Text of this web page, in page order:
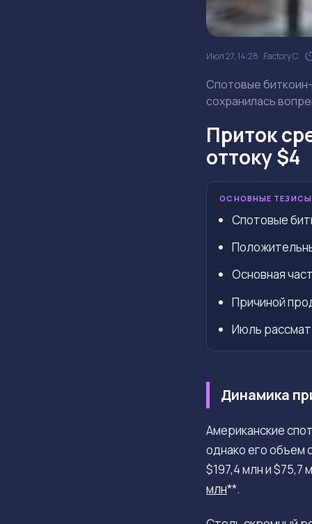
Июл 27, 14:28 Factory C.
Спотовые
сохранилась
Приток
оттоку $4
ОСНОВНЫЕ ТЕЗИСЫ
Спотовые
Основная
Причиной
Июль
Динамика
Американские
однако его объем
$197,4 млн и $75,7
млн**.